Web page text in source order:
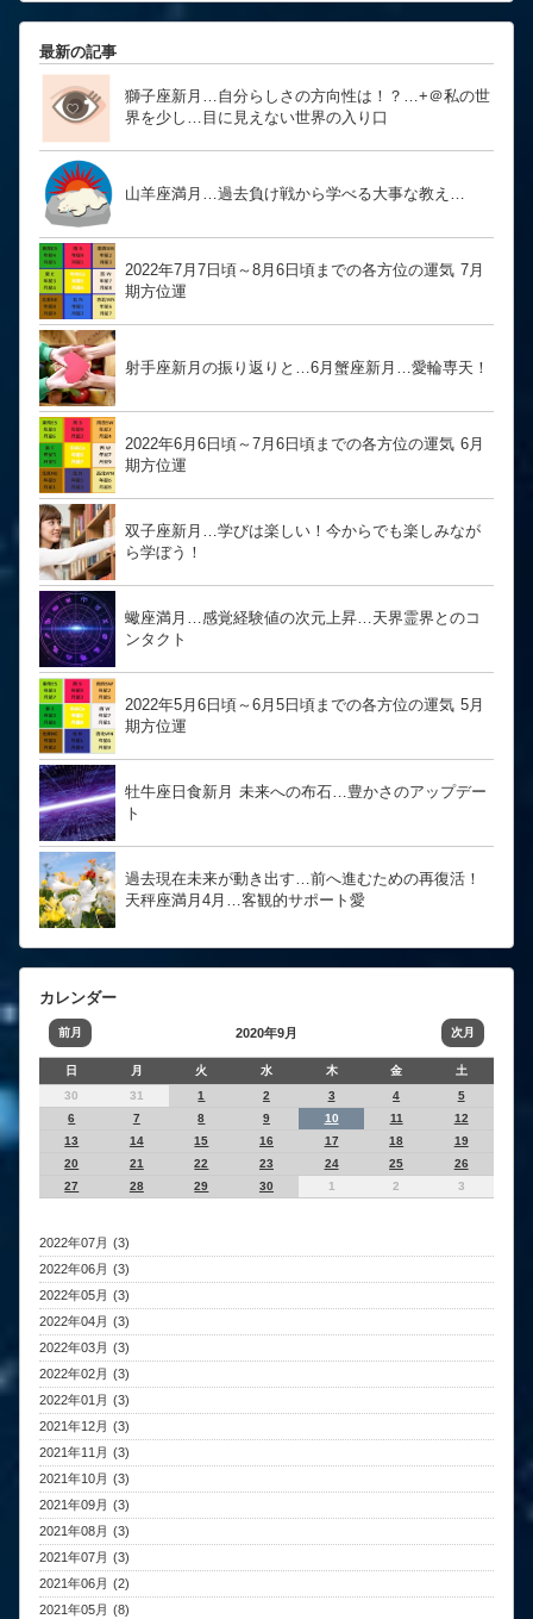
最新の記事
獅子座新月…自分らしさの方向性は！？… ​​​​​​​+＠私の世
界を少し…目に見えない世界の入り口
山羊座満月…過去負け戦から学べる大事な教え…
2022年7月7日頃～8月6日頃までの各方位の運気 7月
期方位運
射手座新月の振り返りと…6月蟹座新月…愛輪専天！
2022年6月6日頃～7月6日頃までの各方位の運気 6月
期方位運
双子座新月…学びは楽しい！今からでも楽しみなが
ら学ぼう！
蠍座満月…感覚経験値の次元上昇…天界霊界とのコ
ンタクト
2022年5月6日頃～6月5日頃までの各方位の運気 5月
期方位運
牡牛座日食新月 未来への布石…豊かさのアップデー
ト
過去現在未来が動き出す…前へ進むための再復活！
天秤座満月4月…客観的サポート愛
カレンダー
前月 2020年9月 次月
日 月 火 水 木 金
土
30
31 1 2 3 4
5
6
7 8 9 10 11
12
13
14 15 16 17 18
19
20
21 22 23 24 25
26
27
28 29 30 1 2 3
2022年07月 (3)
2022年06月 (3)
2022年05月 (3)
2022年04月 (3)
2022年03月 (3)
2022年02月 (3)
2022年01月 (3)
2021年12月 (3)
2021年11月 (3)
2021年10月 (3)
2021年09月 (3)
2021年08月 (3)
2021年07月 (3)
2021年06月 (2)
2021年05月 (8)